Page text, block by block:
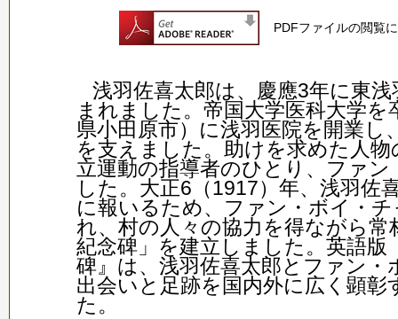
PDFファイルの閲覧
浅羽佐喜太郎は、慶應3年に東
まれました。帝国大学医科大学を
県小田原市）に浅羽医院を開業し
を支えました。助けを求めた人
立運動の指導者のひとり、ファ
した。大正6（1917）年、浅羽佐
に報いるため、ファン・ボイ・
れ、村の人々の協力を得ながら常
紀念碑」を建立しました。英語版
碑』は、浅羽佐喜太郎とファン
出会いと足跡を国内外に広く顕
た。